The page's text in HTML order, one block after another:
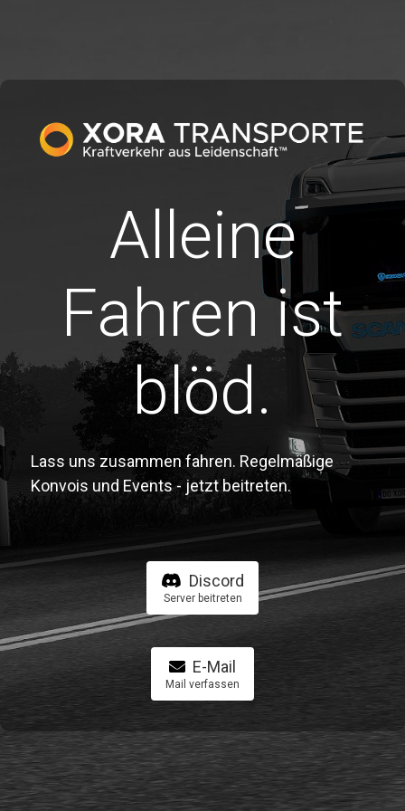
Alleine
Fahren ist
blöd.
Lass uns zusammen fahren. Regelmäßige
Konvois und Events - jetzt beitreten.
Discord
Server beitreten
E-Mail
Mail verfassen